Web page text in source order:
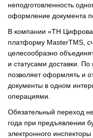
неподготовленность
оформление документа
В компании «ТН
платформу MasterTMS,
целесообразно
и статусами доставки.
позволяет оформлять и
документы в одном
операциями.
Обязательный переход
года при предъявлении
электронного